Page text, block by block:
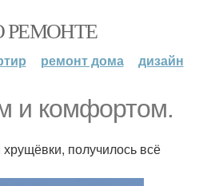
РЕМОНТЕ
ремонт дома дизайн
и комфортом.
получилось всё